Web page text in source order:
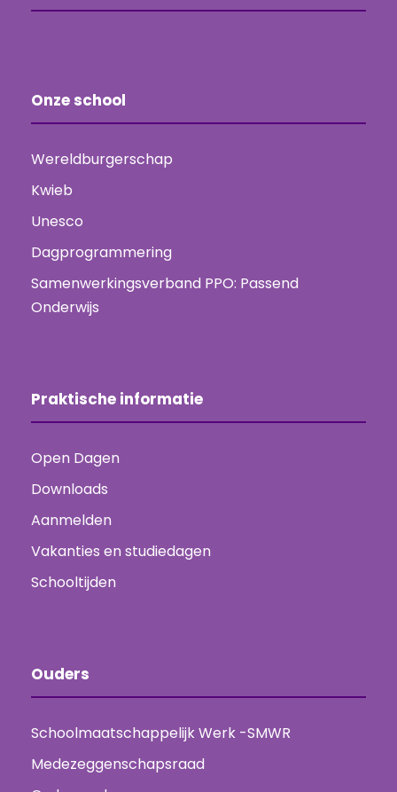
Onze school
Wereldburgerschap
Kwieb
Unesco
Dagprogrammering
Samenwerkingsverband PPO: Passend
Onderwijs
Praktische informatie
Open Dagen
Downloads
Aanmelden
Vakanties en studiedagen
Schooltijden
Ouders
Schoolmaatschappelijk Werk -SMWR
Medezeggenschapsraad